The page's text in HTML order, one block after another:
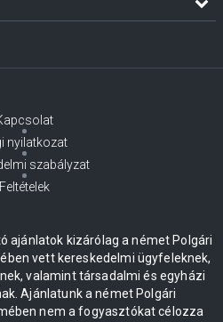
nyilatkozat
szabályzat
Feltételek
ajánlatok kizárólag a német Polgári
vett kereskedelmi ügyfeleknek,
valamint társadalmi és egyházi
Ajánlatunk a német Polgári
nem a fogyasztókat célozza